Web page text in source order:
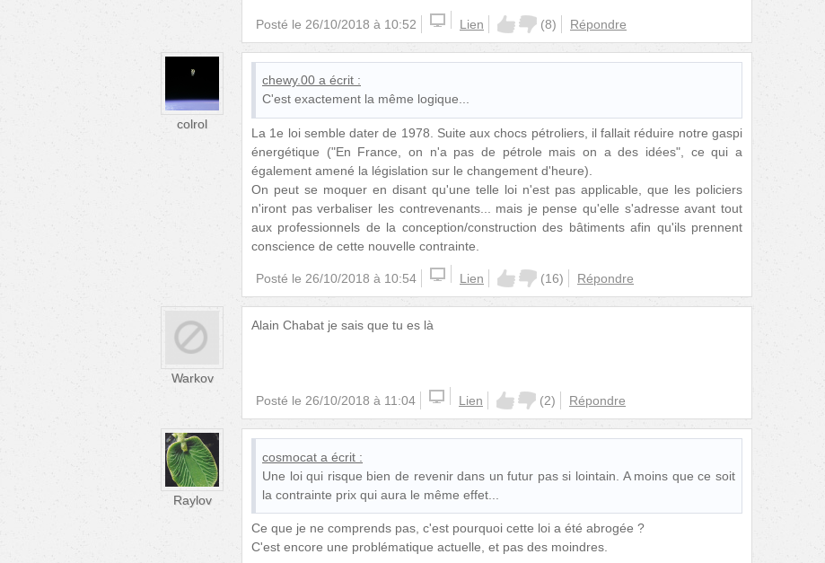
Posté le 26/10/2018 à 10:52 Lien (8) Répondre
colrol
chewy.00 a écrit :
C'est exactement la même logique...
La 1e loi semble dater de 1978. Suite aux chocs pétroliers, il fallait réduire notre gaspi
énergétique ("En France, on n'a pas de pétrole mais on a des idées", ce qui a
également amené la législation sur le changement d'heure).
On peut se moquer en disant qu'une telle loi n'est pas applicable, que les policiers
n'iront pas verbaliser les contrevenants... mais je pense qu'elle s'adresse avant tout
aux professionnels de la conception/construction des bâtiments afin qu'ils prennent
conscience de cette nouvelle contrainte.
Posté le 26/10/2018 à 10:54 Lien (16) Répondre
Warkov
Alain Chabat je sais que tu es là
Posté le 26/10/2018 à 11:04 Lien (2) Répondre
Raylov
cosmocat a écrit :
Une loi qui risque bien de revenir dans un futur pas si lointain. A moins que ce soit
la contrainte prix qui aura le même effet...
Ce que je ne comprends pas, c'est pourquoi cette loi a été abrogée ?
C'est encore une problématique actuelle, et pas des moindres.